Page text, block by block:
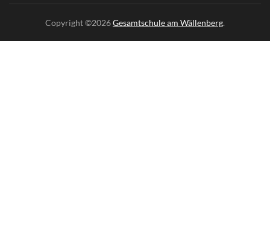
Copyright ©2026Gesamtschule am Wällenberg.